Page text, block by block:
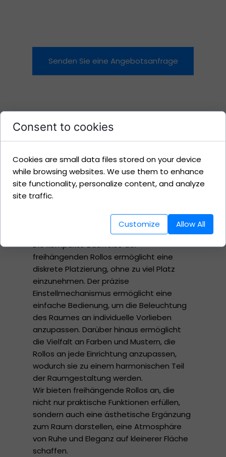
Senden Sie eine Angebotsanfrage
bieten, wo nicht nur Funktionalität,
sondern auch subtile Eleganz zählt. Dank
innovativem Design und hochwertigen
Materialien garantieren unsere Rollos
Sonnenlicht, während sie dem Raum
Leichtigkeit und Stil verleihen.
Die kompakte Bauweise der
freihängenden Rollos ermöglicht eine
diskrete Platzierung, ohne zu viel Platz
einzunehmen. Der präzise
Einstellmechanismus ermöglicht eine
einfache Bedienung, um die Beleuchtung
des Raumes an individuelle Vorlieben
anzupassen. Darüber hinaus ermöglicht
die Vielfalt an Farben und Mustern, die
Rollos an jede Einrichtung anzupassen,
wodurch sie zu einem harmonischen Teil
der Raumgestaltung werden.
Wir bieten freihängende Rollos an, die
nicht nur praktische Funktionen erfüllen,
sondern auch eine ästhetische Ergänzung
zum Raum darstellen, eine Atmosphäre
von Ruhe und Eleganz auf kleinerer Fläche
schaffen.
Consent to cookies
Cookies are small data files stored on your device
while browsing websites. We use them to enhance
site functionality, personalize content, and analyze
site traffic.
Customize Allow All